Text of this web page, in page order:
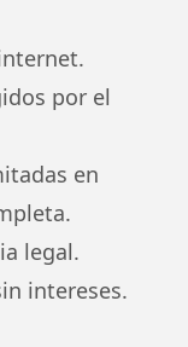
por el
en
legal.
intereses.